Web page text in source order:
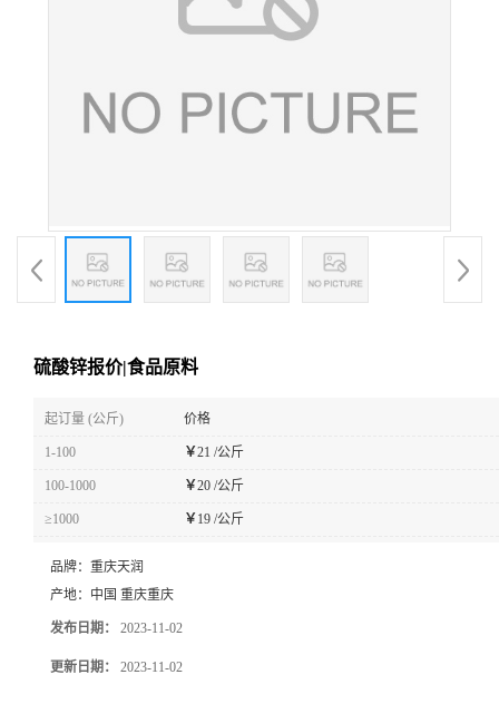
硫酸锌报价|食品原料
起订量 (公斤) 价格
1-100 ￥21 /公斤
100-1000 ￥20 /公斤
≥1000 ￥19 /公斤
品牌： 重庆天润
产地： 中国 重庆重庆
发布日期： 2023-11-02
更新日期： 2023-11-02